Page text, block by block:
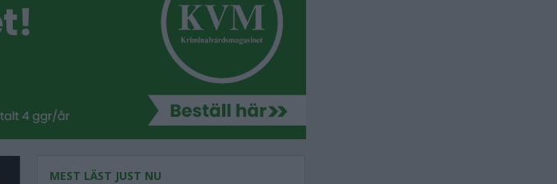
MEST LÄST JUST NU